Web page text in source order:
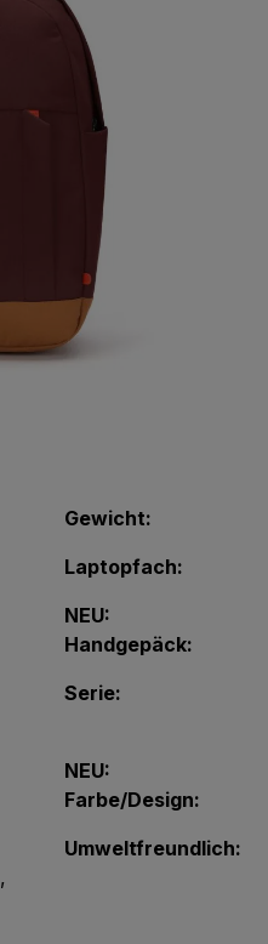
Gewicht:
Laptopfach:
NEU:
Handgepäck:
Serie:
NEU:
Farbe/Design:
,
Umweltfreundlich: